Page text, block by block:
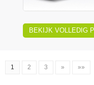
BEKIJK VOLLEDIG
1 2 3 » »»